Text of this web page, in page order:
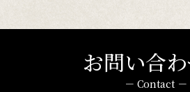
お問い合
－ Contact －